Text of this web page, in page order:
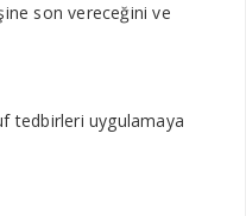
son vereceğini ve
tedbirleri uygulamaya